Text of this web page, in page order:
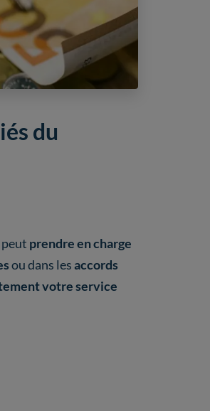
du
peut prendre en charge
ou dans lesaccords
votre service